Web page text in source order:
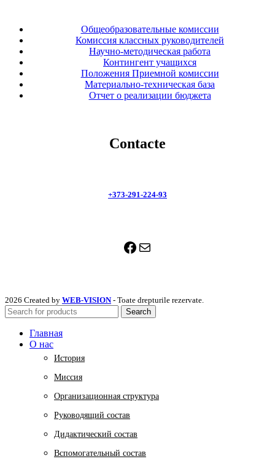
Общеобразовательные комиссии
Комиссия классных руководителей
Научно-методическая работа
Контингент учащихся
Положения Приемной комиссии
Материально-техническая база
Отчет о реализации бюджета
Contacte
+373-291-224-93
Facebook
Mail
2026 Created by WEB-VISION- Toate drepturile rezervate.
Search
Главная
О нас
История
Миссия
Организационная структура
Руководящий состав
Дидактический состав
Вспомогательный состав